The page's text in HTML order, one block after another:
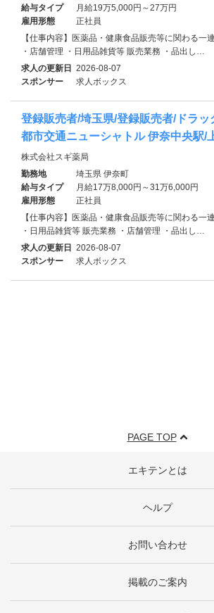
給与タイプ
月給19万5,000円～27万円
雇用形態
正社員
【仕事内容】医薬品・健康食品販売等に関わる一
・店舗管理 ・日用品雑貨等 販売業務 ・品出し…
求人の更新日 2026-08-07
スポンサー
求人ボックス
登録販売者/埼玉県/登録販売者/ドラッ
都市交通ニューシャトル 伊奈中央駅/
株式会社スギ薬局
勤務地
埼玉県 伊奈町
給与タイプ
月給17万8,000円～31万6,000円
雇用形態
正社員
【仕事内容】医薬品・健康食品販売等に関わる一
・日用品雑貨等 販売業務 ・店舗管理 ・品出し…
求人の更新日 2026-08-07
スポンサー
求人ボックス
PAGE TOP
エキテンとは
ヘルプ
お問い合わせ
掲載のご案内